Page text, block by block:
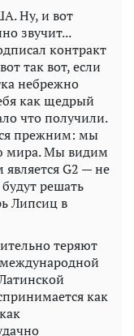
Ну, и вот
звучит...
контракт
так вот, если
небрежно
как щедрый
что получили.
прежним: мы
мира. Мы видим
G2 — не
решать
Липсиц в
теряют
как